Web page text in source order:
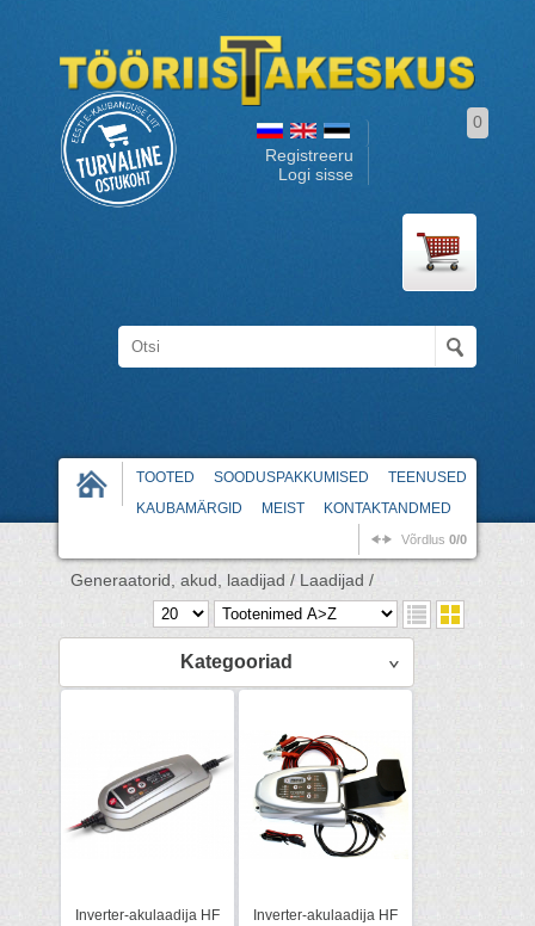
Registreeru
Logi sisse
0
TOOTED SOODUSPAKKUMISED
TEENUSED
KAUBAMÄRGID
MEIST KONTAKTANDMED
Võrdlus 0/0
Generaatorid, akud, laadijad / Laadijad /
Kategooriad
Inverter-akulaadija HF
Inverter-akulaadija HF